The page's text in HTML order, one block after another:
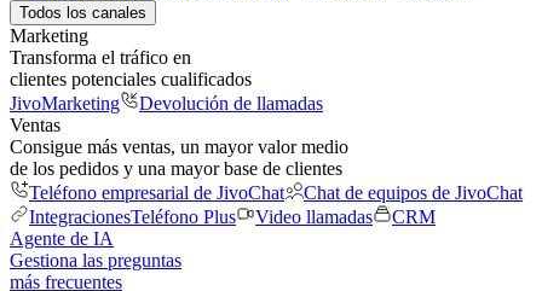
Todos los canales
Marketing
Transforma el tráfico en
clientes potenciales cualificados
JivoMarketing
Devolución de llamadas
Ventas
Consigue más ventas, un mayor valor medio
de los pedidos y una mayor base de clientes
Teléfono empresarial de JivoChat
Chat de equipos de JivoChat
IntegracionesTeléfono Plus Video llamadas
CRM
Agente de IA
Gestiona las preguntas
más frecuentes